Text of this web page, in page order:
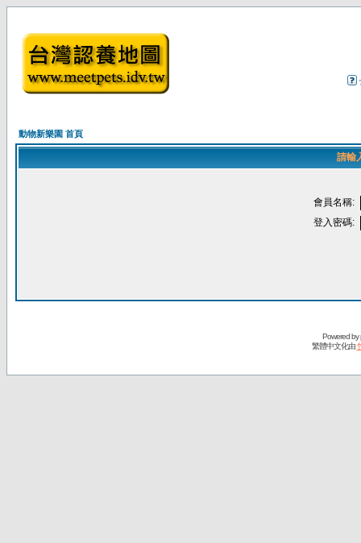
動物新樂園 首頁
請輸
會員名稱:
登入密碼:
Powered by
繁體中文化由